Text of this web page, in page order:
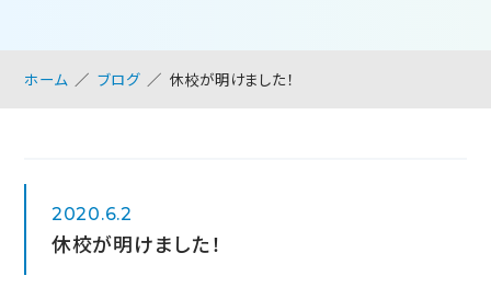
ホーム ブログ 休校が明けました！
2020.6.2
休校が明けました！